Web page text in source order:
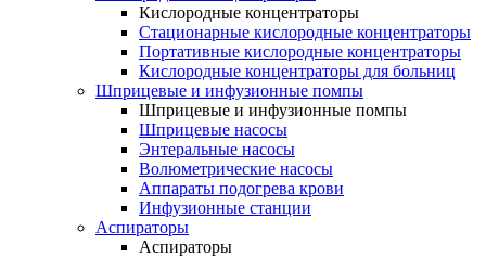
Кислородные концентраторы
Стационарные кислородные концентраторы
Портативные кислородные концентраторы
Кислородные концентраторы для больниц
Шприцевые и инфузионные помпы
Шприцевые и инфузионные помпы
Шприцевые насосы
Энтеральные насосы
Волюметрические насосы
Аппараты подогрева крови
Инфузионные станции
Аспираторы
Аспираторы